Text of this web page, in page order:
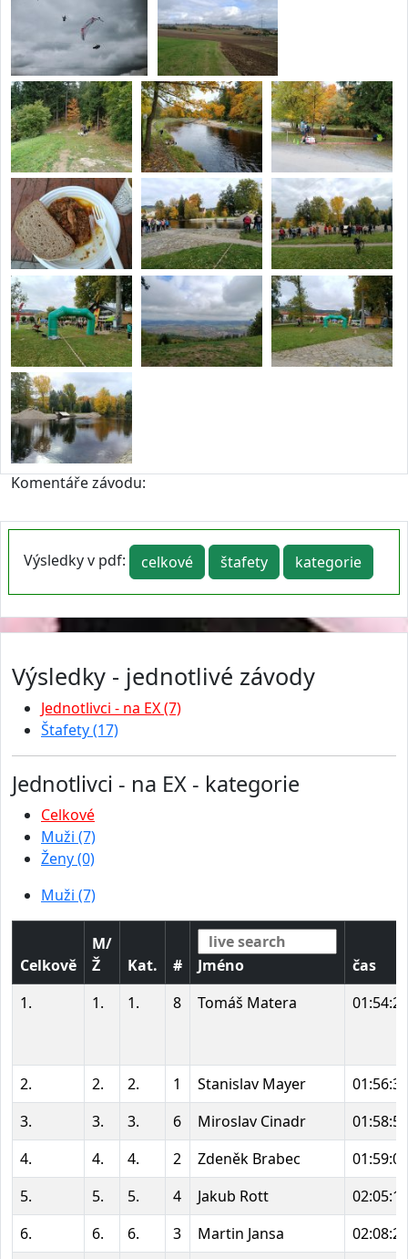
Komentáře závodu:
Výsledky v pdf: celkové štafety kategorie
Výsledky - jednotlivé závody
Jednotlivci - na EX (7)
Štafety (17)
Jednotlivci - na EX - kategorie
Celkové
Muži (7)
Ženy (0)
Muži (7)
Celkově
M/
Ž
Kat. # Jméno
čas
1.
1. 1. 8 Tomáš Matera 01:54:20
2. 2. 2. 1 Stanislav Mayer
01:56:31
3.
3. 3. 6 Miroslav Cinadr
01:58:58
4.
4. 4. 2 Zdeněk Brabec
01:59:00
5.
5. 5. 4 Jakub Rott
02:05:16
6.
6. 6. 3 Martin Jansa 02:08:24